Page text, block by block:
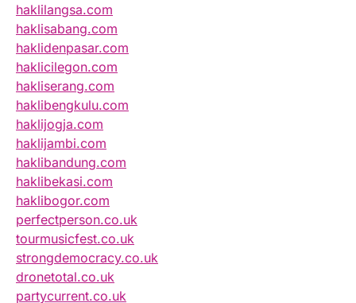
haklilangsa.com
haklisabang.com
haklidenpasar.com
haklicilegon.com
hakliserang.com
haklibengkulu.com
haklijogja.com
haklijambi.com
haklibandung.com
haklibekasi.com
haklibogor.com
perfectperson.co.uk
tourmusicfest.co.uk
strongdemocracy.co.uk
dronetotal.co.uk
partycurrent.co.uk